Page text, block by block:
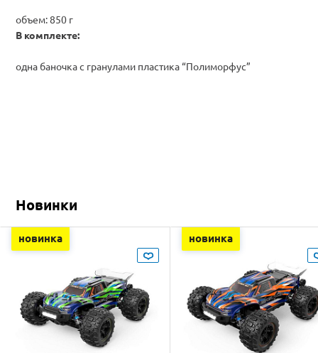
объем: 850 г
В комплекте:
одна баночка с гранулами пластика “Полиморфус”
Новинки
новинка новинка